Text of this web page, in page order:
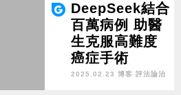
DeepSeek結合
百萬病例 助醫
生克服高難度
癌症手術
2025.02.23 博客 評法論治